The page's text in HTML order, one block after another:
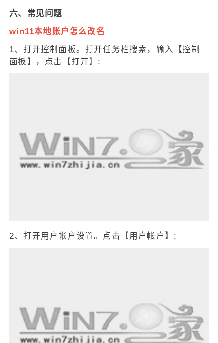
六、常见问题
win11本地账户怎么改名
1、打开控制面板。打开任务栏搜索，输入【控制
面板】，点击【打开】;
2、打开用户帐户设置。点击【用户帐户】;